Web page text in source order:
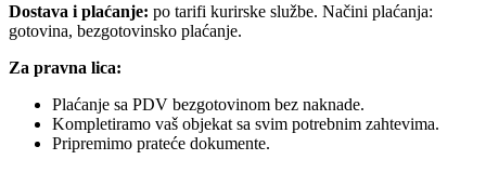
Dostava i plaćanje: po tarifi kurirske službe. Načini plaćanja:
gotovina, bezgotovinsko plaćanje.
Za pravna lica:
Plaćanje sa PDV bezgotovinom bez naknade.
Kompletiramo vaš objekat sa svim potrebnim zahtevima.
Pripremimo prateće dokumente.